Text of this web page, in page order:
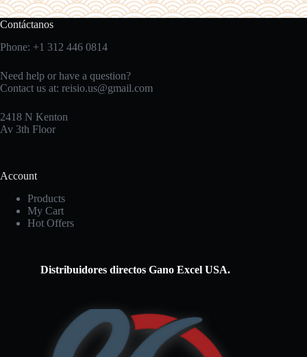
Contáctanos
Phone: +1 312 446 0814
Need help or have a question?
Contact us at: reisio.us@gmail.com
2418 N Kenton
Av 3th Floor
Account
Products
My Cart
Hot Offers
Distribuidores directos Gano Excel USA.